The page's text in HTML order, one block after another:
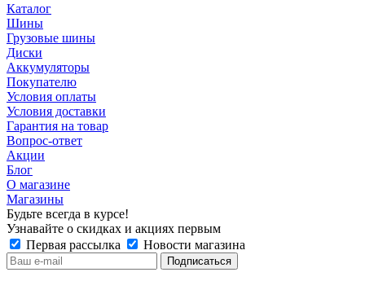
Каталог
Шины
Грузовые шины
Диски
Аккумуляторы
Покупателю
Условия оплаты
Условия доставки
Гарантия на товар
Вопрос-ответ
Акции
Блог
О магазине
Магазины
Будьте всегда в курсе!
Узнавайте о скидках и акциях первым
Первая рассылка
Новости магазина